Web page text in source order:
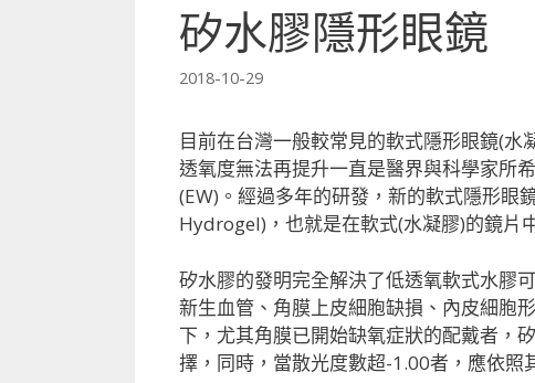
矽水膠隱形眼鏡
2018-10-29
目前在台灣一般較常見的軟式隱形眼鏡(
透氧度無法再提升一直是醫界與科學家所
(EW)。經過多年的研發，新的軟式隱形眼
Hydrogel)，也就是在軟式(水凝膠)的鏡片
矽水膠的發明完全解決了低透氧軟式水膠
新生血管、角膜上皮細胞缺損、內皮細胞
下，尤其角膜已開始缺氧症狀的配戴者，
擇，同時，當散光度數超-1.00者，應依照